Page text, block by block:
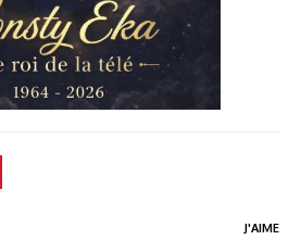
J'AIME